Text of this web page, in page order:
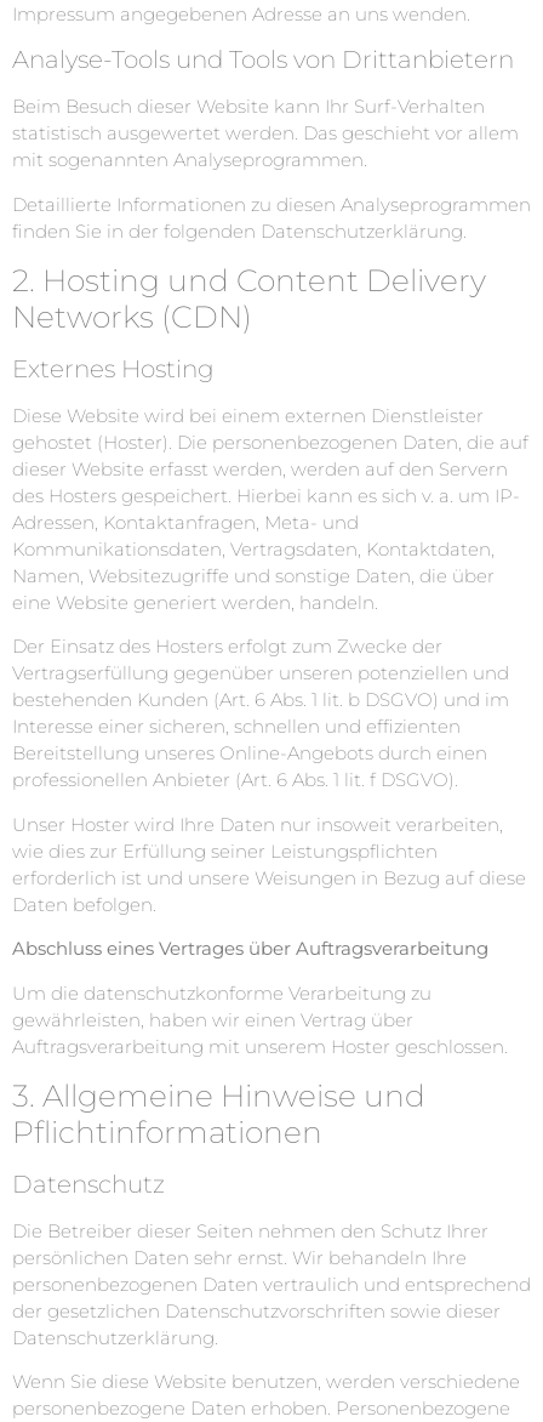
Impressum angegebenen Adresse an uns wenden.
Analyse-Tools und Tools von Dritt­anbietern
Beim Besuch dieser Website kann Ihr Surf-Verhalten
statistisch ausgewertet werden. Das geschieht vor allem
mit sogenannten Analyseprogrammen.
Detaillierte Informationen zu diesen Analyseprogrammen
finden Sie in der folgenden Datenschutzerklärung.
2. Hosting und Content Delivery
Networks (CDN)
Externes Hosting
Diese Website wird bei einem externen Dienstleister
gehostet (Hoster). Die personenbezogenen Daten, die auf
dieser Website erfasst werden, werden auf den Servern
des Hosters gespeichert. Hierbei kann es sich v. a. um IP-
Adressen, Kontaktanfragen, Meta- und
Kommunikationsdaten, Vertragsdaten, Kontaktdaten,
Namen, Websitezugriffe und sonstige Daten, die über
eine Website generiert werden, handeln.
Der Einsatz des Hosters erfolgt zum Zwecke der
Vertragserfüllung gegenüber unseren potenziellen und
bestehenden Kunden (Art. 6 Abs. 1 lit. b DSGVO) und im
Interesse einer sicheren, schnellen und effizienten
Bereitstellung unseres Online-Angebots durch einen
professionellen Anbieter (Art. 6 Abs. 1 lit. f DSGVO).
Unser Hoster wird Ihre Daten nur insoweit verarbeiten,
wie dies zur Erfüllung seiner Leistungspflichten
erforderlich ist und unsere Weisungen in Bezug auf diese
Daten befolgen.
Abschluss eines Vertrages über Auftragsverarbeitung
Um die datenschutzkonforme Verarbeitung zu
gewährleisten, haben wir einen Vertrag über
Auftragsverarbeitung mit unserem Hoster geschlossen.
3. Allgemeine Hinweise und
Pflicht­informationen
Datenschutz
Die Betreiber dieser Seiten nehmen den Schutz Ihrer
persönlichen Daten sehr ernst. Wir behandeln Ihre
personenbezogenen Daten vertraulich und entsprechend
der gesetzlichen Datenschutzvorschriften sowie dieser
Datenschutzerklärung.
Wenn Sie diese Website benutzen, werden verschiedene
personenbezogene Daten erhoben. Personenbezogene